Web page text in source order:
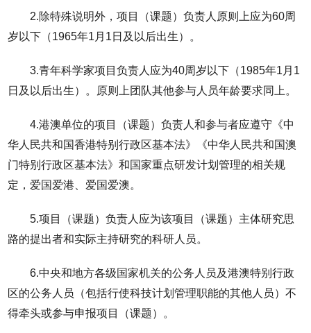
2.除特殊说明外，项目（课题）负责人原则上应为60周
岁以下（1965年1月1日及以后出生）。
3.青年科学家项目负责人应为40周岁以下（1985年1月1
日及以后出生）。原则上团队其他参与人员年龄要求同上。
4.港澳单位的项目（课题）负责人和参与者应遵守《中
华人民共和国香港特别行政区基本法》《中华人民共和国澳
门特别行政区基本法》和国家重点研发计划管理的相关规
定，爱国爱港、爱国爱澳。
5.项目（课题）负责人应为该项目（课题）主体研究思
路的提出者和实际主持研究的科研人员。
6.中央和地方各级国家机关的公务人员及港澳特别行政
区的公务人员（包括行使科技计划管理职能的其他人员）不
得牵头或参与申报项目（课题）。